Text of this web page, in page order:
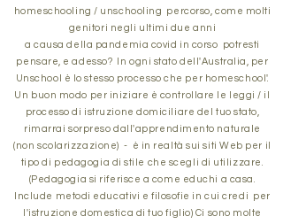
homeschooling / unschooling
percorso, come molti
genitori negli ultimi due anni
a causa della pandemia covid in corso
potresti
pensare, e adesso?
In ogni stato dell'Australia, per
Unschool è lo stesso processo che per homeschool'.
Un buon modo per iniziare è controllare le
leggi / il
processo di istruzione domiciliare del tuo stato,
rimarrai sorpreso dall'apprendimento naturale
(non scolarizzazione) -
è in realtà sui siti Web per il
tipo di pedagogia di stile che scegli di utilizzare.
(Pedagogia si riferisce a come educhi a casa.
Include metodi educativi e filosofie in cui credi
per
l'istruzione domestica di tuo figlio) Ci sono molte